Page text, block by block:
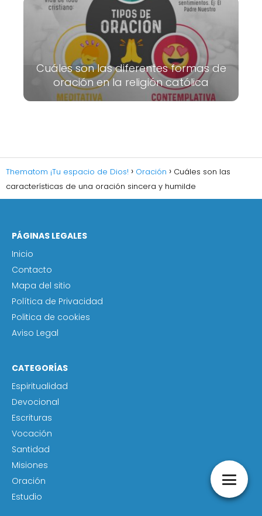
Cuáles son las diferentes formas de
oración en la religión católica
Thematom ¡Tu espacio de Dios! Oración
Cuáles son las
características de una oración sincera y humilde
PÁGINAS LEGALES
Inicio
Contacto
Mapa del sitio
Política de Privacidad
Politica de cookies
Aviso Legal
CATEGORÍAS
Espiritualidad
Devocional
Escrituras
Vocación
Santidad
Misiones
Oración
Estudio